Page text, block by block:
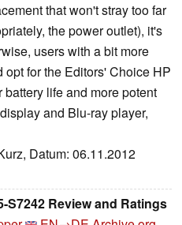
that won't stray too far
the power outlet), it's
users with a bit more
for the Editors' Choice HP
life and more potent
and Blu-ray player,
Datum: 06.11.2012
S7242 Review and Ratings